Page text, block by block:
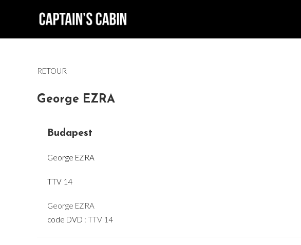
RETOUR
George EZRA
Budapest
George EZRA
TTV 14
George EZRA
code DVD : TTV 14